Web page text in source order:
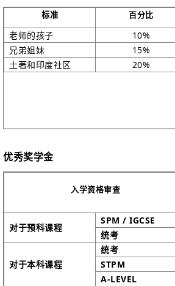
新闻学
二月、四月、九月
广告
二月、四月、九月
大众传媒
二月、四月、九月
物理学
二月、四月、九月
新能源科学与工程
二月、四月、九月
海洋生物技术
海洋环境化学
二月、四月、九月
计算机科学与技术
二月、四月、九月
数字媒体技术
二月、四月、九月
软件工程
二月、四月、九月
二月、四月、九月
网络安全
二月、四月、九月
标准 百分比
老师的孩子
10%
兄弟姐妹
15%
土著和印度社区
20%
优秀奖学金
入学资格审查
对于预科课程
SPM / IGCSE
统考
对于本科课程
统考
STPM
A-LEVEL